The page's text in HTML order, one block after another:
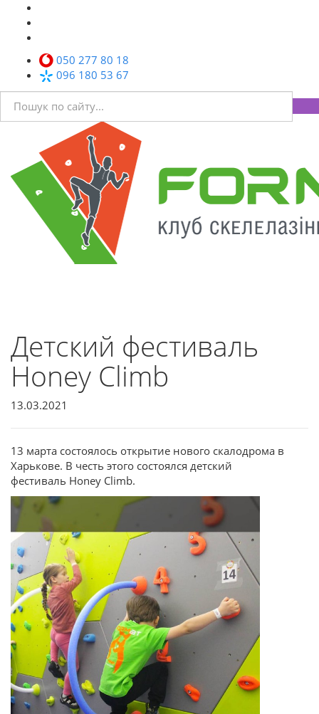
050 277 80 18
096 180 53 67
Детский фестиваль
Honey Climb
13.03.2021
13 марта состоялось открытие нового скалодрома в
Харькове. В честь этого состоялся детский
фестиваль Honey Climb.